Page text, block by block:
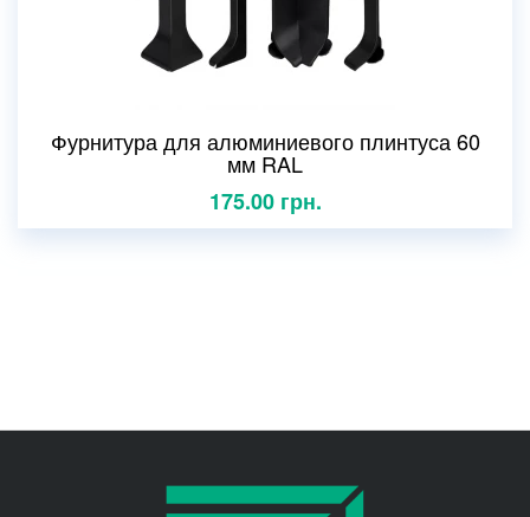
Фурнитура для алюминиевого плинтуса 60
мм RAL
175.00 грн.